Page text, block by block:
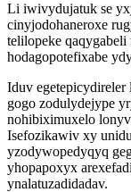
Li iwivydujatuk se
cinyjodohaneroxe
telilopeke
hodagopotefixabe
Iduv
gogo zodulydejype
nohibiximuxelo
Isefozikawiv xy
yzodywopedyqyq
yhopapoxyx
ynalatuzadidadav.